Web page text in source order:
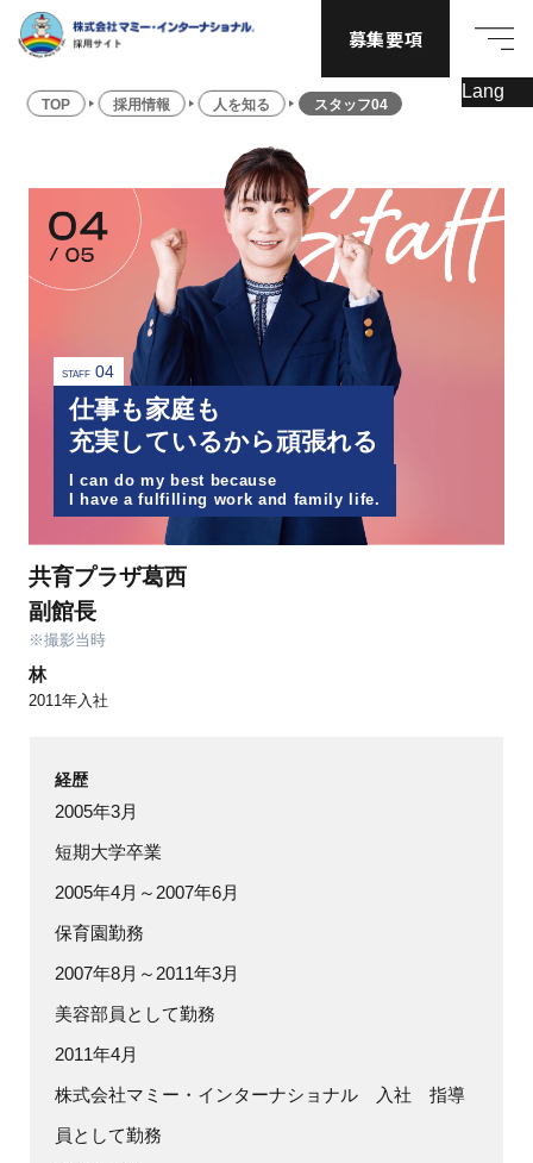
募集要項
TOP 採用情報 人を知る スタッフ04
STAFF 04
仕事も家庭も
充実しているから頑張れる
I can do my best because
I have a fulfilling work and family life.
共育プラザ葛西
副館長
※撮影当時
林
2011年入社
経歴
2005年3月
短期大学卒業
2005年4月～2007年6月
保育園勤務
2007年8月～2011年3月
美容部員として勤務
2011年4月
株式会社マミー・インターナショナル 入社 指導
員として勤務